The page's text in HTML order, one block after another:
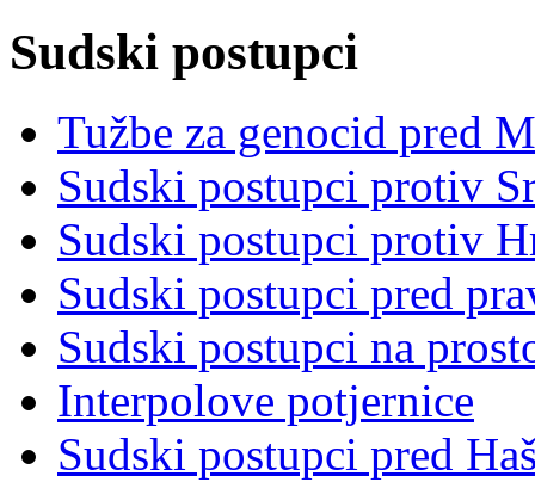
Sudski postupci
Tužbe za genocid pred
Sudski postupci protiv
Sudski postupci protiv
Sudski postupci pred
Sudski postupci na
Interpolove potjernice
Sudski postupci pred